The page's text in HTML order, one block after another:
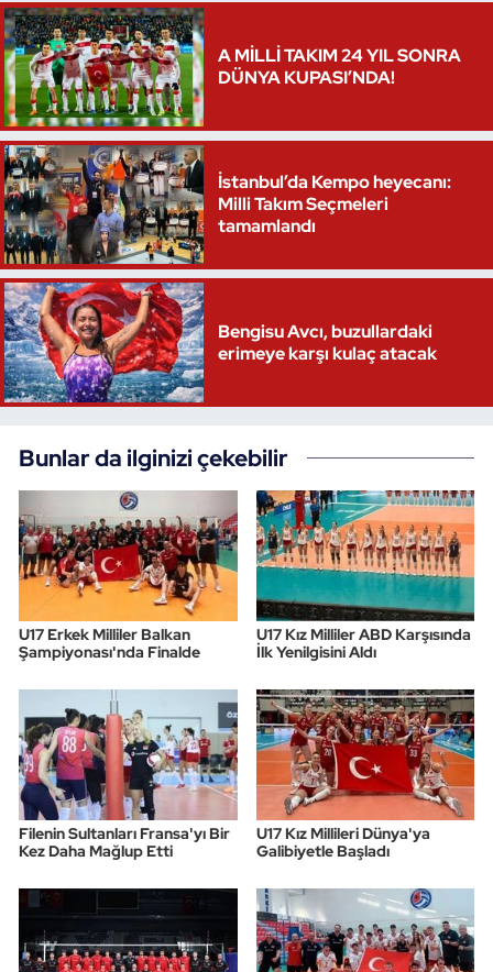
A MİLLİ TAKIM 24 YIL SONRA
DÜNYA KUPASI’NDA!
İstanbul’da Kempo heyecanı:
Milli Takım Seçmeleri
tamamlandı
Bengisu Avcı, buzullardaki
erimeye karşı kulaç atacak
Bunlar da ilginizi çekebilir
U17 Erkek Milliler Balkan
Şampiyonası'nda Finalde
U17 Kız Milliler ABD Karşısında
İlk Yenilgisini Aldı
Filenin Sultanları Fransa'yı Bir
Kez Daha Mağlup Etti
U17 Kız Millileri Dünya'ya
Galibiyetle Başladı